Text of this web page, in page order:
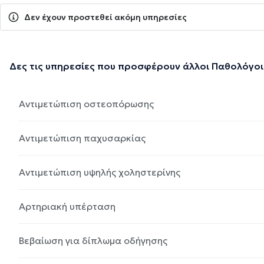
Δεν έχουν προστεθεί ακόμη υπηρεσίες
Δες τις υπηρεσίες που προσφέρουν άλλοι Παθολόγοι
Αντιμετώπιση οστεοπόρωσης
Αντιμετώπιση παχυσαρκίας
Αντιμετώπιση υψηλής χοληστερίνης
Αρτηριακή υπέρταση
Βεβαίωση για δίπλωμα οδήγησης